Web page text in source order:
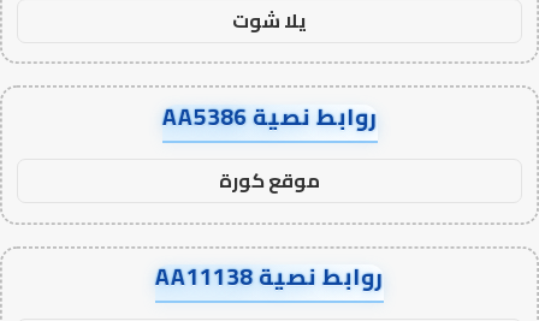
يلا شوت
روابط نصية AA5386
موقع كورة
روابط نصية AA11138